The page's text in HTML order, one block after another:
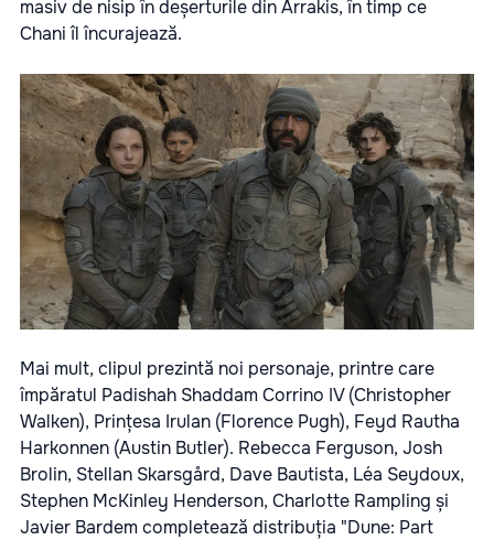
masiv de nisip în deșerturile din Arrakis, în timp ce
Chani îl încurajează.
Mai mult, clipul prezintă noi personaje, printre care
împăratul Padishah Shaddam Corrino IV (Christopher
Walken), Prințesa Irulan (Florence Pugh), Feyd Rautha
Harkonnen (Austin Butler). Rebecca Ferguson, Josh
Brolin, Stellan Skarsgård, Dave Bautista, Léa Seydoux,
Stephen McKinley Henderson, Charlotte Rampling și
Javier Bardem completează distribuția "Dune: Part